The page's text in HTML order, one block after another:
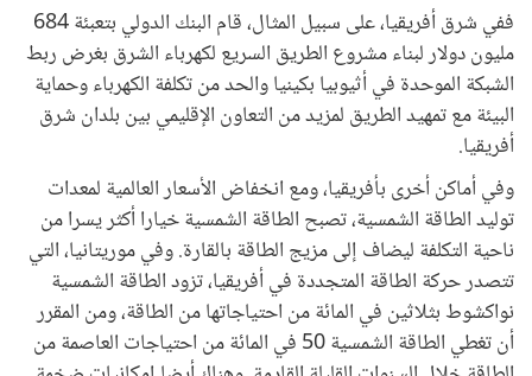
ففي شرق أفريقيا، على سبيل المثال، قام البنك الدولي بتعبئة 684
مليون دولار لبناء مشروع الطريق السريع لكهرباء الشرق بغرض ربط
الشبكة الموحدة في أثيوبيا بكينيا والحد من تكلفة الكهرباء وحماية
البيئة مع تمهيد الطريق لمزيد من التعاون الإقليمي بين بلدان شرق
أفريقيا.
وفي أماكن أخرى بأفريقيا، ومع انخفاض الأسعار العالمية لمعدات
توليد الطاقة الشمسية، تصبح الطاقة الشمسية خيارا أكثر يسرا من
ناحية التكلفة ليضاف إلى مزيج الطاقة بالقارة. وفي موريتانيا، التي
تتصدر حركة الطاقة المتجددة في أفريقيا، تزود الطاقة الشمسية
نواكشوط بثلاثين في المائة من احتياجاتها من الطاقة، ومن المقرر
أن تغطي الطاقة الشمسية 50 في المائة من احتياجات العاصمة من